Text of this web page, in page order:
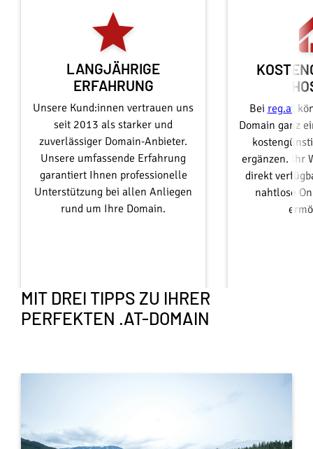
LANGJÄHRIGE
ERFAHRUNG
Unsere Kund:innen vertrauen uns
seit 2013 als starker und
zuverlässiger Domain-Anbieter.
Unsere umfassende Erfahrung
garantiert Ihnen professionelle
Unterstützung bei allen Anliegen
rund um Ihre Domain.
Bei reg.at
Domain ganz
ergänzen. Ihr
direkt
nahtlose
MIT DREI TIPPS ZU IHRER
PERFEKTEN .AT-DOMAIN